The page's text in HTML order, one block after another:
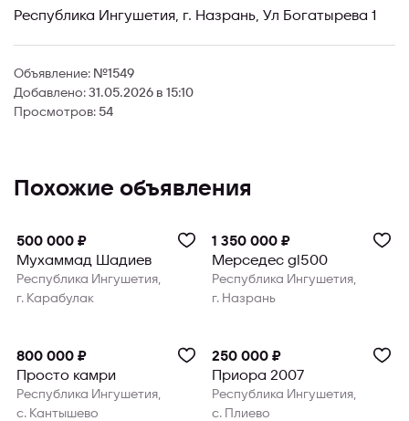
Республика Ингушетия, г. Назрань, Ул Богатырева 1
Объявление: №1549
Добавлено: 31.05.2026 в 15:10
Просмотров: 54
Похожие объявления
500 000 ₽
Мухаммад Шадиев
Республика Ингушетия,
г. Карабулак
1 350 000 ₽
Мерседес gl500
Республика Ингушетия,
г. Назрань
800 000 ₽
Просто камри
Республика Ингушетия,
с. Кантышево
250 000 ₽
Приора 2007
Республика Ингушетия,
с. Плиево